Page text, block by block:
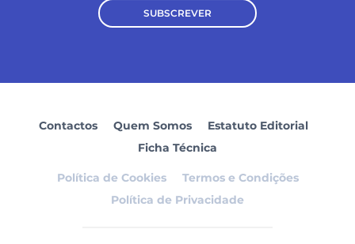
SUBSCREVER
Contactos Quem Somos
Estatuto Editorial
Ficha Técnica
Política de Cookies
Termos e Condições
Política de Privacidade